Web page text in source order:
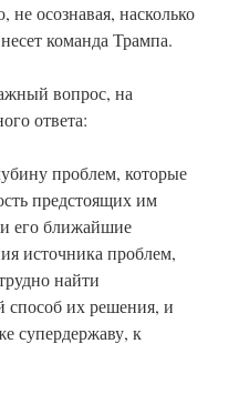
не осознавая, насколько
команда Трампа.
вопрос, на
ответа:
проблем, которые
предстоящих им
его ближайшие
источника проблем,
найти
их решения, и
супердержаву, к